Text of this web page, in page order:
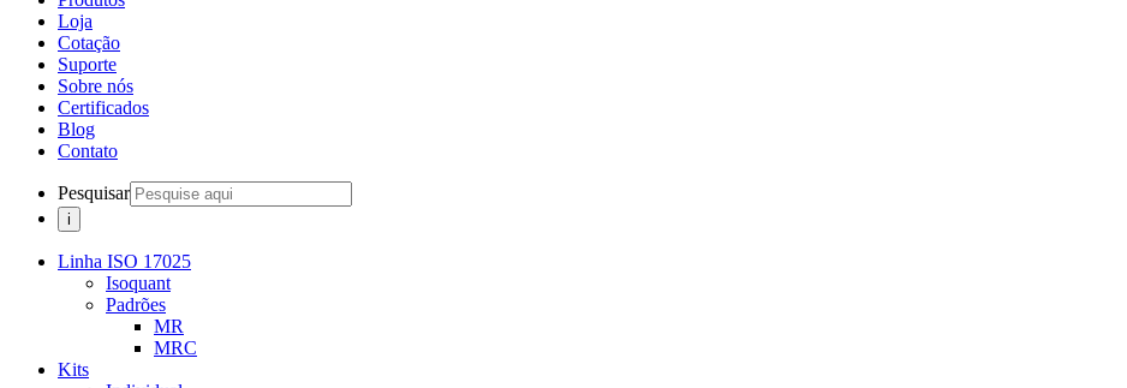
Loja
Cotação
Suporte
Sobre nós
Certificados
Blog
Contato
Pesquisar
Linha ISO 17025
Isoquant
Padrões
MR
MRC
Kits